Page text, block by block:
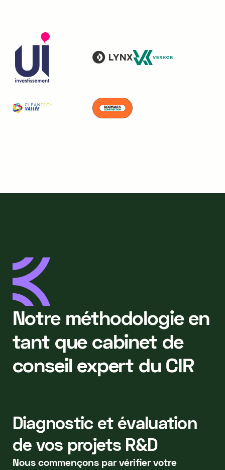
Notre méthodologie en
tant que cabinet de
conseil expert du CIR
Diagnostic et évaluation
de vos projets R&D
Nous commençons par vérifier votre